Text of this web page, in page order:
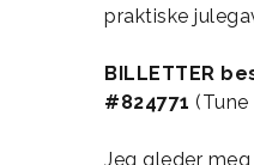
praktiske
BILLETTER
#824771
Jeg gleder